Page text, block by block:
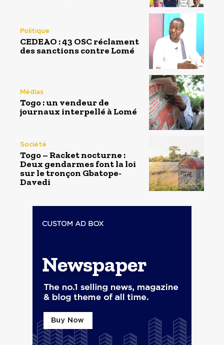
Politique
CEDEAO : 43 OSC réclament
des sanctions contre Lomé
Médias
Togo : un vendeur de
journaux interpellé à Lomé
Société
Togo – Racket nocturne :
Deux gendarmes font la loi
sur le tronçon Gbatope-
Davedi